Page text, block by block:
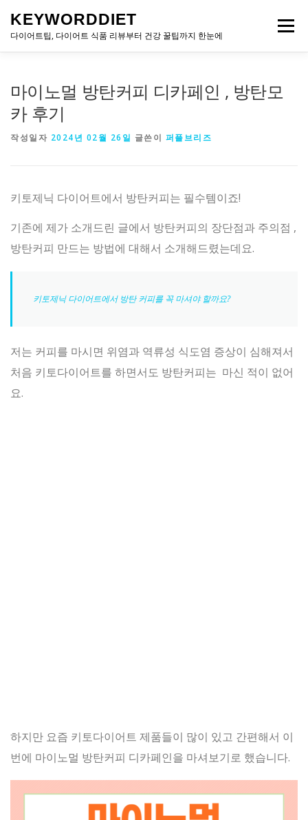
KEYWORDDIET
다이어트팁, 다이어트 식품 리뷰부터 건강 꿀팁까지 한눈에
메뉴
마이노멀 방탄커피 디카페인 , 방탄모
카 후기
작성일자 2024년 02월 26일 글쓴이 퍼플브리즈
키토제닉 다이어트에서 방탄커피는 필수템이죠!
기존에 제가 소개드린 글에서 방탄커피의 장단점과 주의점 ,
방탄커피 만드는 방법에 대해서 소개해드렸는데요.
키토제닉 다이어트에서 방탄 커피를 꼭 마셔야 할까요?
저는 커피를 마시면 위염과 역류성 식도염 증상이 심해져서
처음 키토다이어트를 하면서도 방탄커피는 마신 적이 없어
요.
하지만 요즘 키토다이어트 제품들이 많이 있고 간편해서 이
번에 마이노멀 방탄커피 디카페인을 마셔보기로 했습니다.